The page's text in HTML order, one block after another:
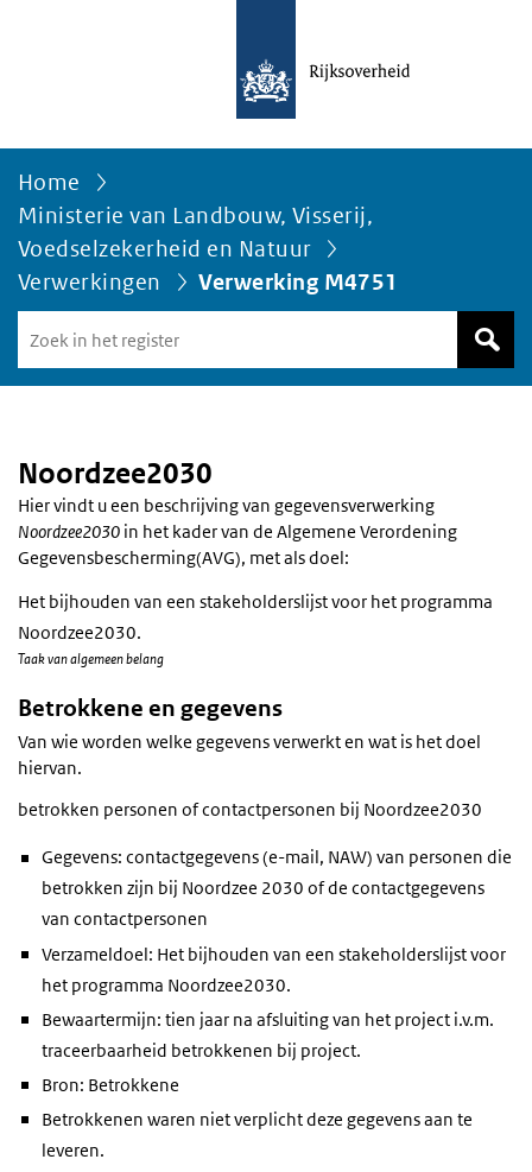
Home
Ministerie van Landbouw, Visserij,
Voedselzekerheid en Natuur
Verwerkingen
Verwerking M4751
in
het
Noordzee2030
Hier vindt u een beschrijving van gegevensverwerking
Noordzee2030 in het kader van de Algemene Verordening
Gegevensbescherming(AVG), met als doel:
Het bijhouden van een stakeholderslijst voor het programma
Noordzee2030.
Taak van algemeen belang
Betrokkene en gegevens
Van wie worden welke gegevens verwerkt en wat is het doel
hiervan.
betrokken personen of contactpersonen bij Noordzee2030
Gegevens: contactgegevens (e-mail, NAW) van personen die
betrokken zijn bij Noordzee 2030 of de contactgegevens
van contactpersonen
Verzameldoel: Het bijhouden van een stakeholderslijst voor
het programma Noordzee2030.
Bewaartermijn: tien jaar na afsluiting van het project i.v.m.
traceerbaarheid betrokkenen bij project.
Bron: Betrokkene
Betrokkenen waren niet verplicht deze gegevens aan te
leveren.